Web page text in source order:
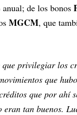
de los bonos
MGCM, que
privilegiar los
que
que por ahí
tan buenos.